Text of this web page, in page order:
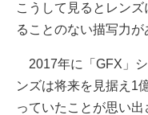
こうして見るとレン
ることのない描写力が
2017年に「GFX」
ンズは将来を見据え1
っていたことが思い出